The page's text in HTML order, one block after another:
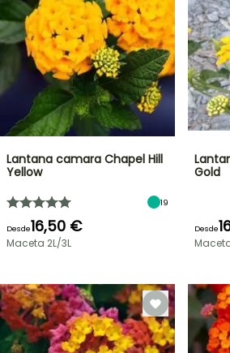
Lantana camara Chapel Hill
Yellow
19
Desde16,50 €
Maceta 2L/3L
Gold
Desde